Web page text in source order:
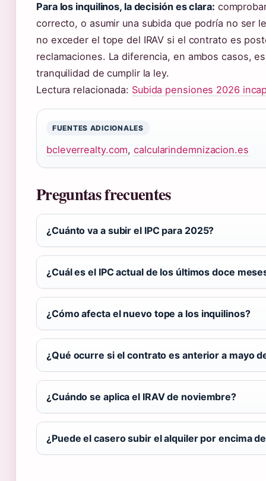
Para los inquilinos, la decisión es clara:
correcto, o asumir una subida que podría no ser
no exceder el tope del IRAV si el contrato es
reclamaciones. La diferencia, en ambos casos,
tranquilidad de cumplir la ley.
Lectura relacionada: Subida pensiones 2026
FUENTES ADICIONALES
bcleverrealty.com,calcularindemnizacion.es
Preguntas frecuentes
¿Cuánto va a subir el IPC para 2025?
¿Cuál es el IPC actual de los últimos doce
¿Cómo afecta el nuevo tope a los inquilinos?
¿Qué ocurre si el contrato es anterior a mayo
¿Cuándo se aplica el IRAV de noviembre?
¿Puede el casero subir el alquiler por encima